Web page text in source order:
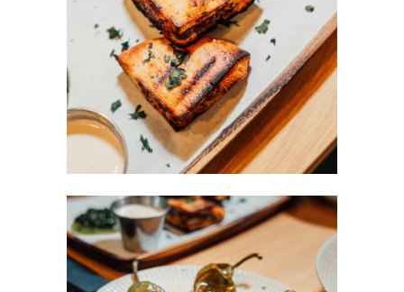
CAKE
/
RESTAURANT
Poivrons